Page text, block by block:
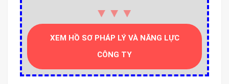
▼▼▼
XEM HỒ SƠ PHÁP LÝ VÀ NĂNG LỰC
CÔNG TY